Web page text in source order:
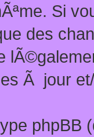
Si
des
Ã jour
phpBB